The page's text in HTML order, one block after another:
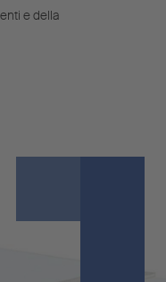
e della